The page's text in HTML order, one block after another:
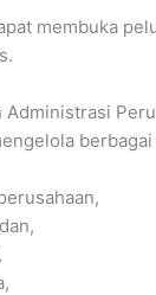
membuka